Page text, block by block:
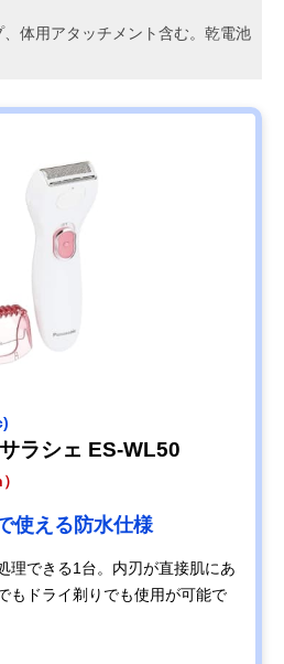
、体用アタッチメント含む。乾電池
ラシェ ES-WL50
使える防水仕様
理できる1台。内刃が直接肌にあ
もドライ剃りでも使用が可能で